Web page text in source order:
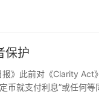
保护
》此前对《Clarity Act
币就支付利息”或任何等